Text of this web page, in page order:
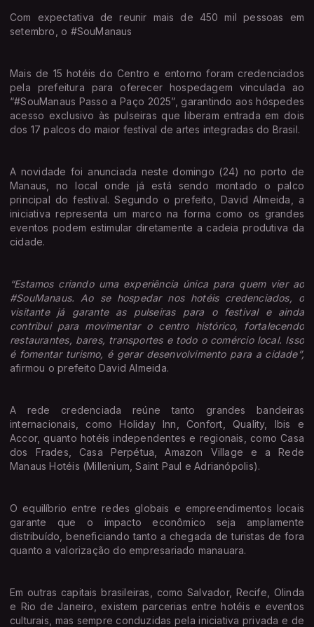
Com expectativa de reunir mais de 450 mil pessoas em
setembro, o #SouManaus
Mais de 15 hotéis do Centro e entorno foram credenciados
pela prefeitura para oferecer hospedagem vinculada ao
“#SouManaus Passo a Paço 2025”, garantindo aos hóspedes
acesso exclusivo às pulseiras que liberam entrada em dois
dos 17 palcos do maior festival de artes integradas do Brasil.
A novidade foi anunciada neste domingo (24) no porto de
Manaus, no local onde já está sendo montado o palco
principal do festival. Segundo o prefeito, David Almeida, a
iniciativa representa um marco na forma como os grandes
eventos podem estimular diretamente a cadeia produtiva da
cidade.
“Estamos criando uma experiência única para quem vier ao
#SouManaus. Ao se hospedar nos hotéis credenciados, o
visitante já garante as pulseiras para o festival e ainda
contribui para movimentar o centro histórico, fortalecendo
restaurantes, bares, transportes e todo o comércio local. Isso
é fomentar turismo, é gerar desenvolvimento para a cidade”,
afirmou o prefeito David Almeida.
A rede credenciada reúne tanto grandes bandeiras
internacionais, como Holiday Inn, Confort, Quality, Ibis e
Accor, quanto hotéis independentes e regionais, como Casa
dos Frades, Casa Perpétua, Amazon Village e a Rede
Manaus Hotéis (Millenium, Saint Paul e Adrianópolis).
O equilíbrio entre redes globais e empreendimentos locais
garante que o impacto econômico seja amplamente
distribuído, beneficiando tanto a chegada de turistas de fora
quanto a valorização do empresariado manauara.
Em outras capitais brasileiras, como Salvador, Recife, Olinda
e Rio de Janeiro, existem parcerias entre hotéis e eventos
culturais, mas sempre conduzidas pela iniciativa privada e de